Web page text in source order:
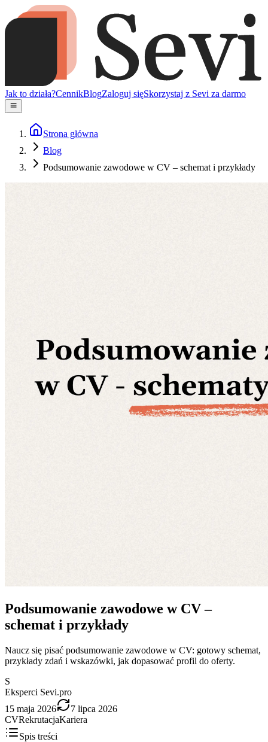
Jak to działa?CennikBlogZaloguj sięSkorzystaj z Sevi za darmo
Strona główna
Blog
Podsumowanie zawodowe w CV – schemat i przykłady
Podsumowanie zawodowe w CV –
schemat i przykłady
Naucz się pisać podsumowanie zawodowe w CV: gotowy schemat,
przykłady zdań i wskazówki, jak dopasować profil do oferty.
S
Eksperci Sevi.pro
15 maja 2026
7 lipca 2026
CVRekrutacjaKariera
Spis treści